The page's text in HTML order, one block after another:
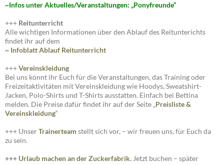
~Infos unter Aktuelles/Veranstaltungen: „Ponyfreunde“
+++ Reitunterricht
Alle wichtigen Informationen über den Ablauf des Reitunterichts
findet ihr auf dem
~ Infoblatt Ablauf Reitunterricht
+++Vereinskleidung
Bei uns könnt ihr Euch für die Veranstaltungen, das Training oder
Freizeitaktivitäten mit Vereinskleidung wie Hoodys, Sweatshirt-
Jacken, Polo-Shirts und T-Shirts ausstatten. Einfach bei Bettina
melden. Die Preise dafür findet ihr auf der Seite „Preisliste&
Vereinskleidung“
+++ UnserTrainerteam stellt sich vor, – wir freuen uns, für Euch da
zu sein.
+++ Urlaub machen an der Zuckerfabrik. Jetzt buchen – später